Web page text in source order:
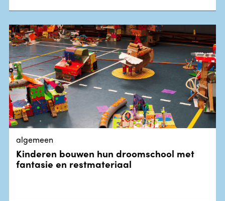
algemeen
Kinderen bouwen hun droomschool met
fantasie en restmateriaal